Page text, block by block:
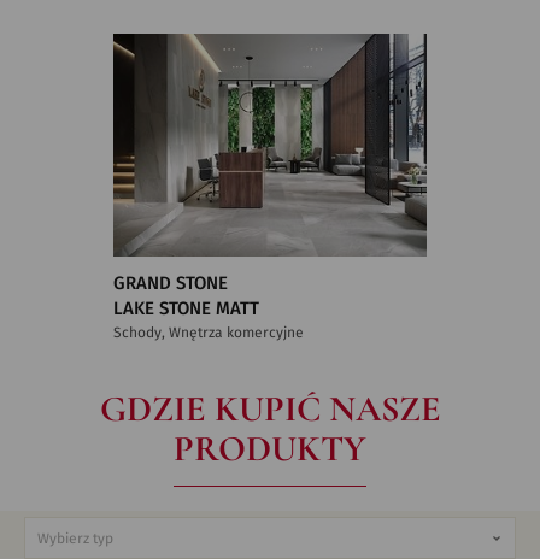
GRAND STONE
LAKE STONE MATT
Schody, Wnętrza komercyjne
GDZIE KUPIĆ NASZE
PRODUKTY